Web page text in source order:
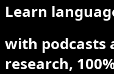
Learn
with podcasts
research,